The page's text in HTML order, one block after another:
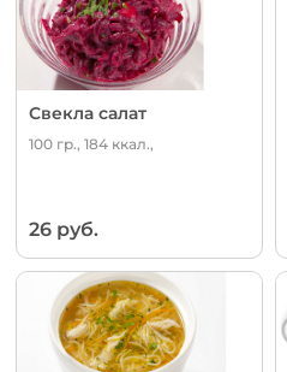
Свекла салат
100 гр., 184 ккал.,
26 руб.